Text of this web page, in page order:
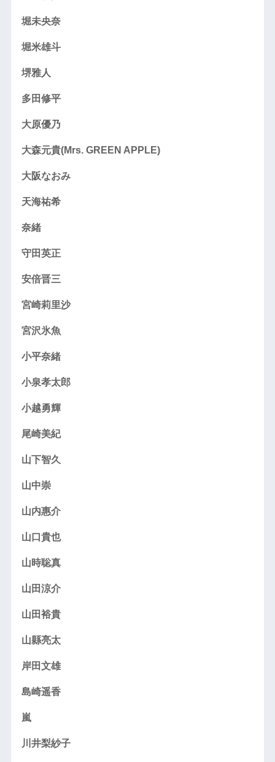
堀未央奈
堀米雄斗
堺雅人
多田修平
大原優乃
大森元貴(Mrs. GREEN APPLE)
大阪なおみ
天海祐希
奈緒
守田英正
安倍晋三
宮崎莉里沙
宮沢氷魚
小平奈緒
小泉孝太郎
小越勇輝
尾崎美紀
山下智久
山中崇
山内惠介
山口貴也
山時聡真
山田涼介
山田裕貴
山縣亮太
岸田文雄
島崎遥香
嵐
川井梨紗子